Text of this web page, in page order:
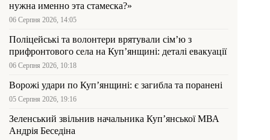
нужна именно эта стамеска?»
06 Серпня 2026, 14:05
Поліцейські та волонтери врятували сім’ю з
прифронтового села на Куп’янщині: деталі евакуації
06 Серпня 2026, 10:18
Ворожі удари по Куп’янщині: є загибла та поранені
05 Серпня 2026, 19:16
Зеленський звільнив начальника Купʼянської МВА
Андрія Беседіна